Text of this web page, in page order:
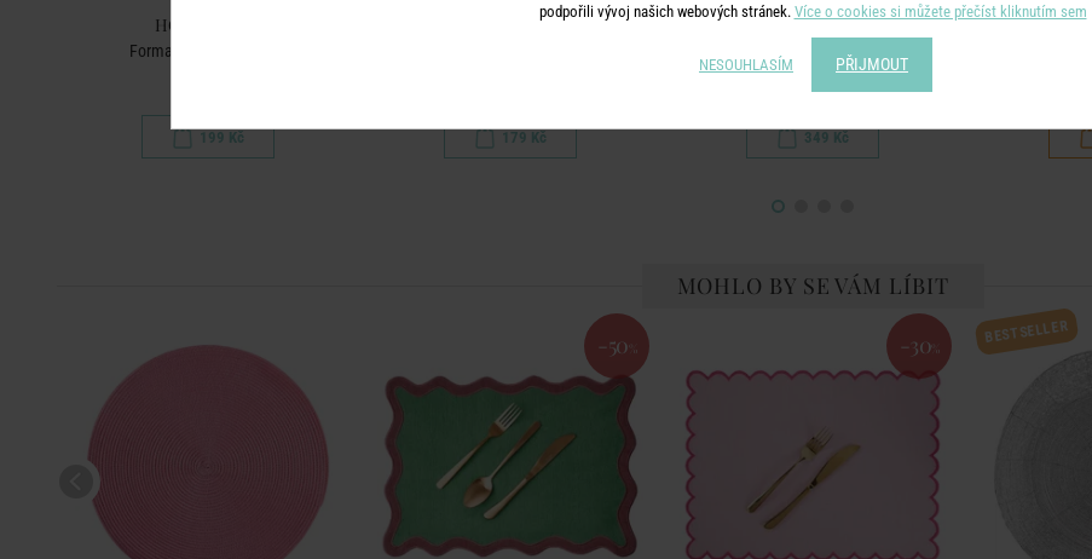
HOME & YOU
Forma na pečení 30 cm
199 Kč
HOME & YOU
179 Kč
HOME & YOU
Rohožka z kokosového vlákna
"Welcome" 40 x 60 cm
349 Kč
MOHLO BY SE VÁM LÍBIT
-50 % -30 %
BESTSELLER
podpořili vývoj našich webových stránek. Více o cookies si můžete přečíst kliknutím sem
NESOUHLASÍM PŘIJMOUT